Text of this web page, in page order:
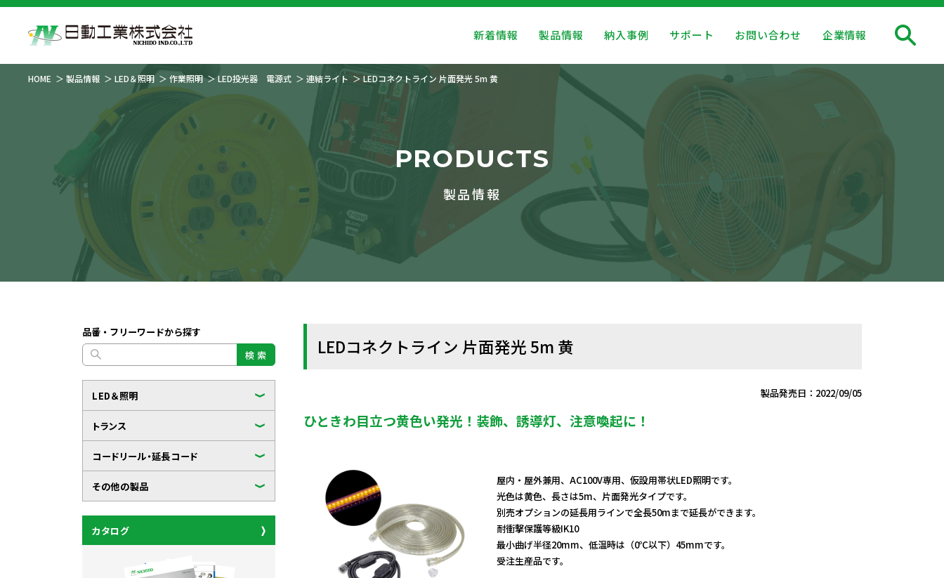
新着情報 製品情報 納入事例 サポート お問い合わせ 企業情報
HOME 製品情報 LED＆照明 作業照明 LED投光器 電源式 連結ライト LEDコネクトライン 片面発光 5m 黄
PRODUCTS
製品情報
品番・フリーワードから探す
検 索
LED＆照明
トランス
コードリール・延長コード
その他の製品
カタログ
LEDコネクトライン 片面発光 5m 黄
製品発売日：2022/09/05
ひときわ目立つ黄色い発光！装飾、誘導灯、注意喚起に！
屋内・屋外兼用、AC100V専用、仮設用帯状LED照明です。
光色は黄色、長さは5m、片面発光タイプです。
別売オプションの延長用ラインで全長50mまで延長ができます。
耐衝撃保護等級IK10
最小曲げ半径20mm、低温時は（0℃以下）45mmです。
受注生産品です。